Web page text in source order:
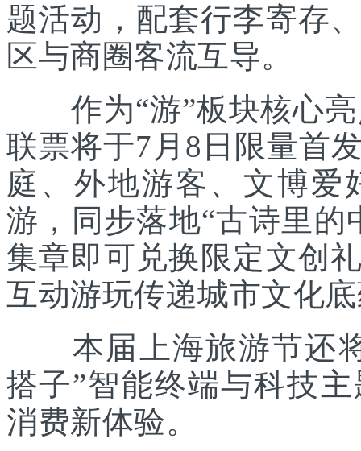
题活动，配套行李寄存
区与商圈客流互导。
作为“游”板块核心亮
联票将于7月8日限量首
庭、外地游客、文博爱
游，同步落地“古诗里
集章即可兑换限定文创
互动游玩传递城市文化
本届上海旅游节还将
搭子”智能终端与科技
消费新体验。